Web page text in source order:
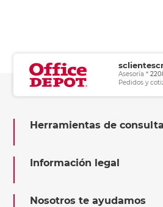
Asesoría *
Pedidos y
Herramientas de consulta
Información legal
Nosotros te ayudamos